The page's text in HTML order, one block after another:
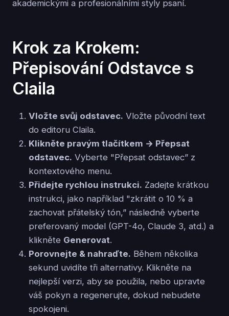
akademickými a profesionálními styly psaní.
Krok za Krokem:
Přepisování Odstavce s
Claila
Vložte svůj odstavec. Vložte původní text
do editoru Claila.
Klikněte pravým tlačítkem → Přepsat
odstavec. Vyberte "Přepsat odstavec” z
kontextového menu.
Přidejte rychlou instrukci. Zadejte krátkou
instrukci, jako například "zkrátit o 10 % a
zachovat přátelský tón,” následně vyberte
preferovaný model (GPT-4o, Claude 3, atd.) a
klikněte Generovat.
Porovnejte & nahraďte. Během několika
sekund uvidíte tři alternativy. Klikněte na
nejlepší verzi, aby se použila, nebo upravte
váš pokyn a regenerujte, dokud nebudete
spokojeni.